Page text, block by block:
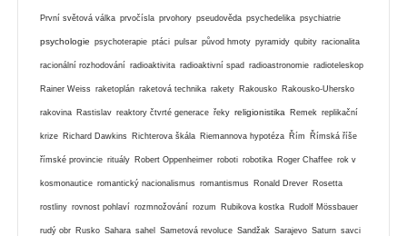
První světová válka prvočísla prvohory pseudověda psychedelika psychiatrie
psychologie psychoterapie ptáci pulsar původ hmoty pyramidy qubity racionalita
racionální rozhodování radioaktivita radioaktivní spad radioastronomie radioteleskop
Rainer Weiss raketoplán raketová technika rakety Rakousko Rakousko-Uhersko
rakovina Rastislav reaktory čtvrté generace řeky religionistika Remek replikační
krize Richard Dawkins Richterova škála Riemannova hypotéza Řím Římská říše
římské provincie rituály Robert Oppenheimer roboti robotika Roger Chaffee rok v
kosmonautice romantický nacionalismus romantismus Ronald Drever Rosetta
rostliny rovnost pohlaví rozmnožování rozum Rubikova kostka Rudolf Mössbauer
rudý obr Rusko Sahara sahel Sametová revoluce Sandžak Sarajevo Saturn savci